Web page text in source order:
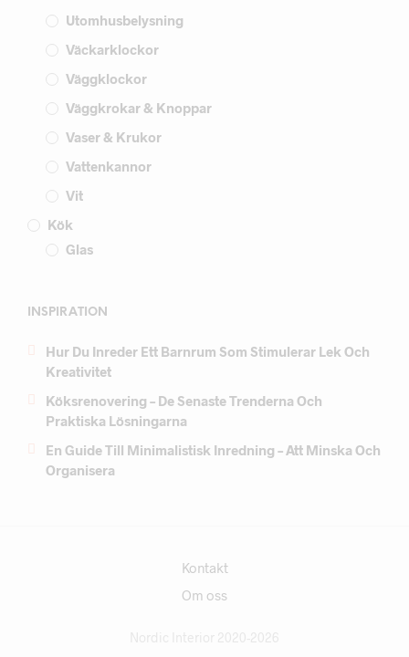
Utomhusbelysning
Väckarklockor
Väggklockor
Väggkrokar & Knoppar
Vaser & Krukor
Vattenkannor
Vit
Kök
Glas
INSPIRATION
Hur Du Inreder Ett Barnrum Som Stimulerar Lek Och
Kreativitet
Köksrenovering – De Senaste Trenderna Och
Praktiska Lösningarna
En Guide Till Minimalistisk Inredning – Att Minska Och
Organisera
Kontakt
Om oss